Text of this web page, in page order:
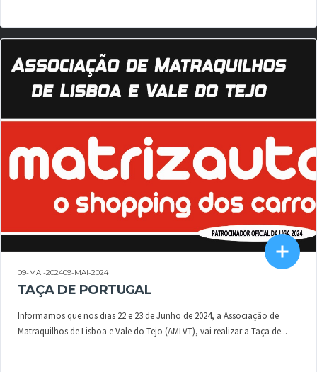
09-MAI-202409-MAI-2024
TAÇA DE PORTUGAL
Informamos que nos dias 22 e 23 de Junho de 2024, a Associação de
Matraquilhos de Lisboa e Vale do Tejo (AMLVT), vai realizar a Taça de...